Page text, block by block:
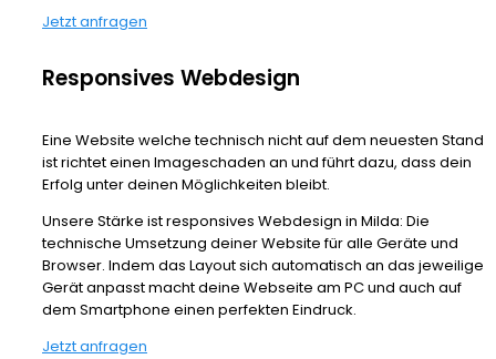
Jetzt anfragen
Responsives Webdesign
Eine Website welche technisch nicht auf dem neuesten Stand
ist richtet einen Imageschaden an und führt dazu, dass dein
Erfolg unter deinen Möglichkeiten bleibt.
Unsere Stärke ist responsives Webdesign in Milda: Die
technische Umsetzung deiner Website für alle Geräte und
Browser. Indem das Layout sich automatisch an das jeweilige
Gerät anpasst macht deine Webseite am PC und auch auf
dem Smartphone einen perfekten Eindruck.
Jetzt anfragen